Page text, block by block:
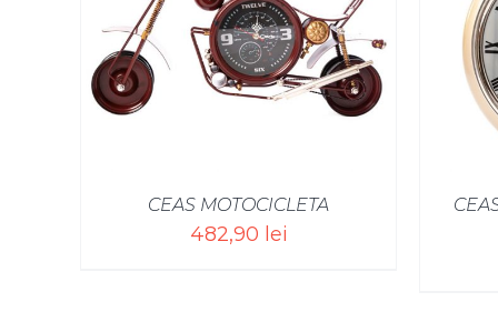
CEAS MOTOCICLETA
482,90 lei
SELECT OPTIONS /